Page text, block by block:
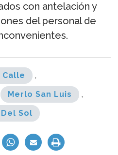
con antelación y
del personal de
Calle ,
Merlo San Luis ,
Sol